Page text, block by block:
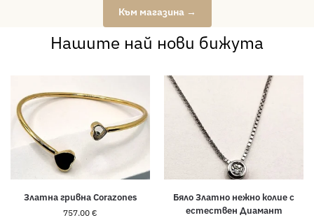
Към магазина →
Нашите най нови бижута
Златна гривна Corazones
757.00 €
Бяло Златно нежно колие с
естествен Диамант